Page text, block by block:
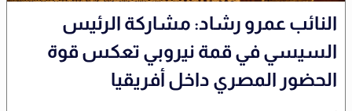
النائب عمرو رشاد: مشاركة الرئيس
السيسي في قمة نيروبي تعكس قوة
الحضور المصري داخل أفريقيا